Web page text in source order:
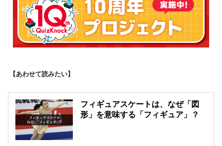
【あわせて読みたい】
フィギュアスケートは、なぜ「図
形」を意味する「フィギュア」？